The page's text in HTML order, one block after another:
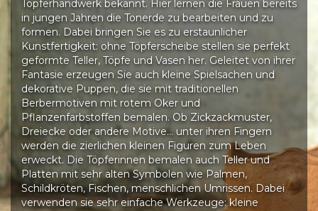
Töpferhandwerk bekannt. Hier lernen die Frauen bereits
in jungen Jahren die Tonerde zu bearbeiten und zu
formen. Dabei bringen Sie es zu erstaunlicher
Kunstfertigkeit: ohne Töpferscheibe stellen sie perfekt
geformte Teller, Töpfe und Vasen her. Geleitet von ihrer
Fantasie erzeugen Sie auch kleine Spielsachen und
dekorative Puppen, die sie mit traditionellen
Berbermotiven mit rotem Oker und
Pflanzenfarbstoffen bemalen. Ob Zickzackmuster,
Dreiecke oder andere Motive… unter ihren Fingern
werden die zierlichen kleinen Figuren zum Leben
erweckt. Die Töpferinnen bemalen auch Teller und
Platten mit sehr alten Symbolen wie Palmen,
Schildkröten, Fischen, menschlichen Umrissen. Dabei
verwenden sie sehr einfache Werkzeuge: kleine